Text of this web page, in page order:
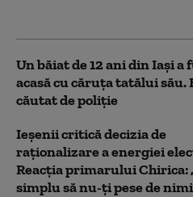
Un băiat de 12 ani din Iași a
acasă cu căruţa tatălui său.
căutat de poliție
Ieșenii critică decizia de
raționalizare a energiei
Reacția primarului Chirica:
simplu să nu-ţi pese de